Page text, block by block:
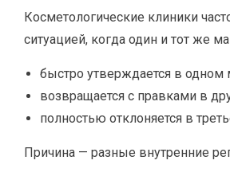
Косметологические клиники
ситуацией, когда один и тот же
быстро утверждается в одном
возвращается с правками в
полностью отклоняется в
Причина — разные внутренние